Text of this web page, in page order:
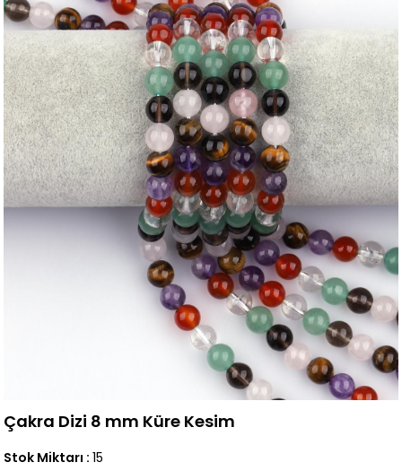
Çakra Dizi 8 mm Küre Kesim
Stok Miktarı : 15